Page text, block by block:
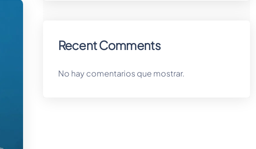
Recent Comments
No hay comentarios que mostrar.